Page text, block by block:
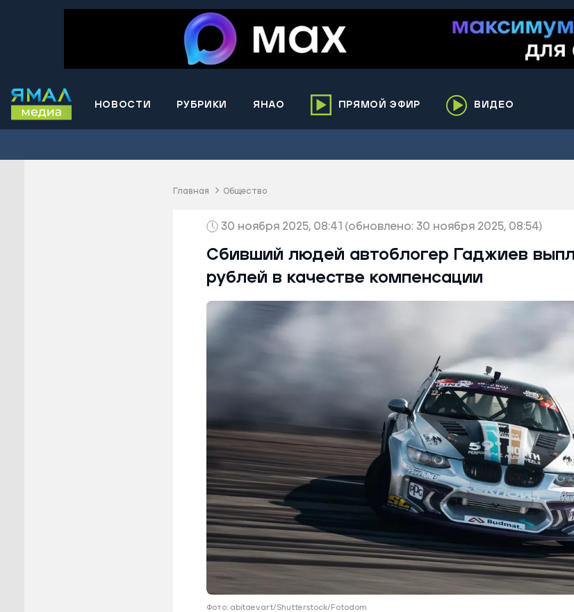
НОВОСТИ РУБРИКИ ЯНАО
район
Муравленко
Новый Уренгой
Шурышкарский район
Ямальский район
ПРЯМОЙ ЭФИР ВИДЕО
Главная Общество
30 ноября 2025, 08:41 (обновлено: 30 ноября 2025, 08:54)
Сбивший людей автоблогер Гаджиев
рублей в качестве компенсации
Фото: abitaev.art/Shutterstock/Fotodom